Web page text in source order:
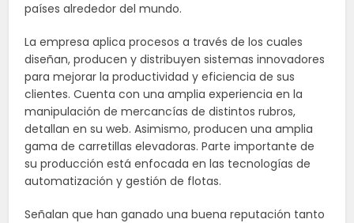
países alrededor del mundo.
La empresa aplica procesos a través de los cuales
diseñan, producen y distribuyen sistemas innovadores
para mejorar la productividad y eficiencia de sus
clientes. Cuenta con una amplia experiencia en la
manipulación de mercancías de distintos rubros,
detallan en su web. Asimismo, producen una amplia
gama de carretillas elevadoras. Parte importante de
su producción está enfocada en las tecnologías de
automatización y gestión de flotas.
Señalan que han ganado una buena reputación tanto